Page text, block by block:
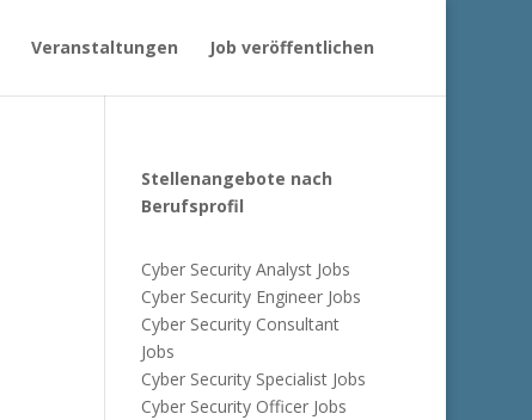
Veranstaltungen Job veröffentlichen
Stellenangebote nach
Berufsprofil
Cyber Security Analyst Jobs
Cyber Security Engineer Jobs
Cyber Security Consultant
Jobs
Cyber Security Specialist Jobs
Cyber Security Officer Jobs